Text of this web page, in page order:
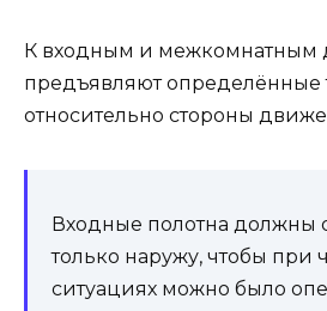
К входным и межкомнатным
предъявляют определённые
относительно стороны
Входные полотна должны
только наружу, чтобы при
ситуациях можно было